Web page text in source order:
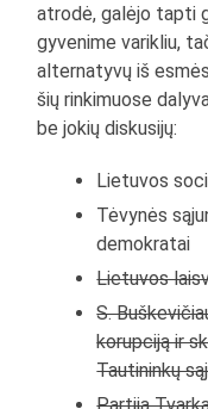
atrodė, galėjo tapti
gyvenime varikliu,
alternatyvų iš
šių rinkimuose
be jokių diskusijų:
Lietuvos
Tėvynės
demokratai
Lietuvos
S.
korupciją ir
Tautininkų
Partija